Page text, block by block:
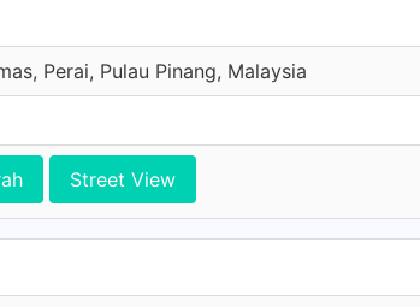
Perai, Pulau Pinang, Malaysia
Street View